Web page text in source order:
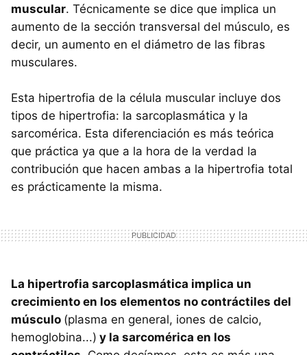
muscular. Técnicamente se dice que implica un
aumento de la sección transversal del músculo, es
decir, un aumento en el diámetro de las fibras
musculares.
Esta hipertrofia de la célula muscular incluye dos
tipos de hipertrofia: la sarcoplasmática y la
sarcomérica. Esta diferenciación es más teórica
que práctica ya que a la hora de la verdad la
contribución que hacen ambas a la hipertrofia total
es prácticamente la misma.
La hipertrofia sarcoplasmática implica un
crecimiento en los elementos no contráctiles del
músculo (plasma en general, iones de calcio,
hemoglobina...) y la sarcomérica en los